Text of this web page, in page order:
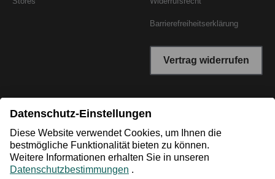
Barrierefreiheitserklärung
Vertrag widerrufen